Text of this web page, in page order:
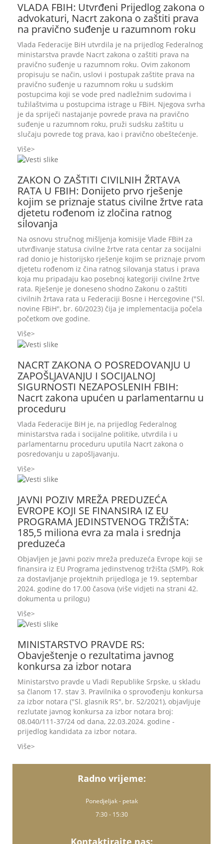
VLADA FBIH: Utvrđeni Prijedlog zakona o
advokaturi, Nacrt zakona o zaštiti prava
na pravično suđenje u razumnom roku
Vlada Federacije BiH utvrdila je na prijedlog Federalnog
ministarstva pravde Nacrt zakona o zaštiti prava na
pravično suđenje u razumnom roku. Ovim zakonom
propisuju se način, uslovi i postupak zaštite prava na
pravično suđenje u razumnom roku u sudskim
postupcima koji se vode pred nadležnim sudovima i
tužilaštvima u postupcima istrage u FBiH. Njegova svrha
je da spriječi nastajanje povrede prava na pravično
suđenje u razumnom roku, pruži sudsku zaštitu u
slučaju povrede tog prava, kao i pravično obeštećenje.
Više
ZAKON O ZAŠTITI CIVILNIH ŽRTAVA
RATA U FBIH: Donijeto prvo rješenje
kojim se priznaje status civilne žrtve rata
djetetu rođenom iz zločina ratnog
silovanja
Na osnovu stručnog mišljenja komisije Vlade FBiH za
utvrđivanje statusa civilne žrtve rata centar za socijalni
rad donio je historijsko rješenje kojim se priznaje prvom
djetetu rođenom iz čina ratnog silovanja status i prava
koja mu pripadaju kao posebnoj kategoriji civilne žrtve
rata. Rješenje je doneseno shodno Zakonu o zaštiti
civilnih žrtava rata u Federaciji Bosne i Hercegovine ("Sl.
novine FBiH", br. 60/2023) čija je implementacija počela
početkom ove godine.
Više
NACRT ZAKONA O POSREDOVANJU U
ZAPOŠLJAVANJU I SOCIJALNOJ
SIGURNOSTI NEZAPOSLENIH FBIH:
Nacrt zakona upućen u parlamentarnu u
proceduru
Vlada Federacije BiH je, na prijedlog Federalnog
ministarstva rada i socijalne politike, utvrdila i u
parlamentarnu proceduru uputila Nacrt zakona o
posredovanju u zapošljavanju.
Više
JAVNI POZIV MREŽA PREDUZEĆA
EVROPE KOJI SE FINANSIRA IZ EU
PROGRAMA JEDINSTVENOG TRŽIŠTA:
185,5 miliona evra za mala i srednja
preduzeća
Objavljen je Javni poziv mreža preduzeća Evrope koji se
finansira iz EU Programa jedinstvenog tržišta (SMP). Rok
za dostavljanje projektnih prijedloga je 19. septembar
2024. godine do 17.00 časova (više vidjeti na strani 42.
dokumenta u prilogu)
Više
MINISTARSTVO PRAVDE RS:
Obavještenje o rezultatima javnog
konkursa za izbor notara
Ministarstvo pravde u Vladi Republike Srpske, u skladu
sa članom 17. stav 3. Pravilnika o sprovođenju konkursa
za izbor notara ("Sl. glasnik RS", br. 52/2021), objavljuje
rezlutate javnog konkursa za izbor notara broj:
08.040/111-37/24 od dana, 22.03.2024. godine -
prijedlog kandidata za izbor notara.
Više
Radno vrijeme:
Ponedjeljak - petak
7:30 - 15:30
Kontaktirajte nas: